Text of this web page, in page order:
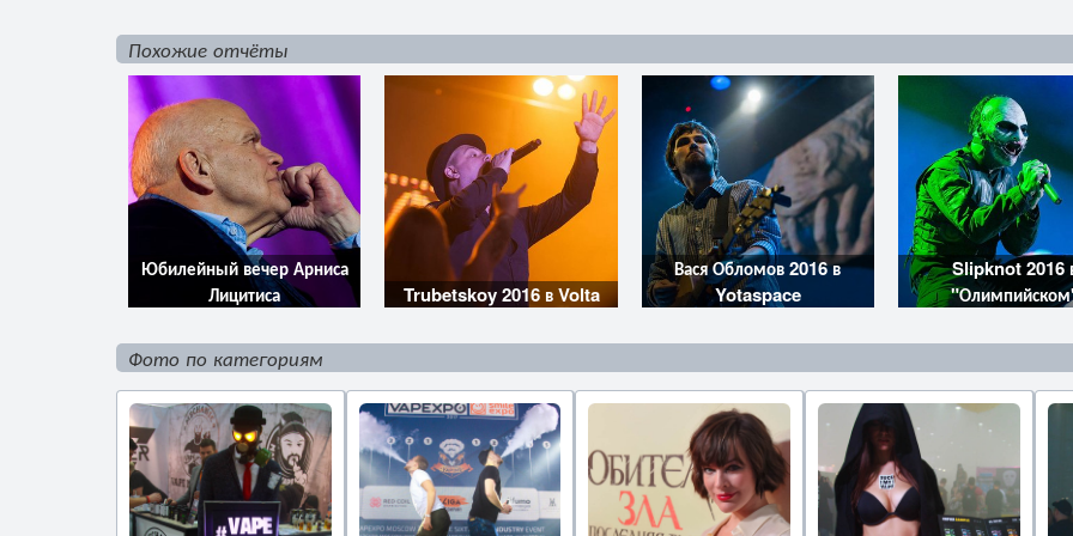
Похожие отчёты
Юбилейный вечер Арниса
Лицитиса
Trubetskoy 2016 в Volta
Вася Обломов 2016 в
Yotaspace
Slipknot 2016
Фото по категориям